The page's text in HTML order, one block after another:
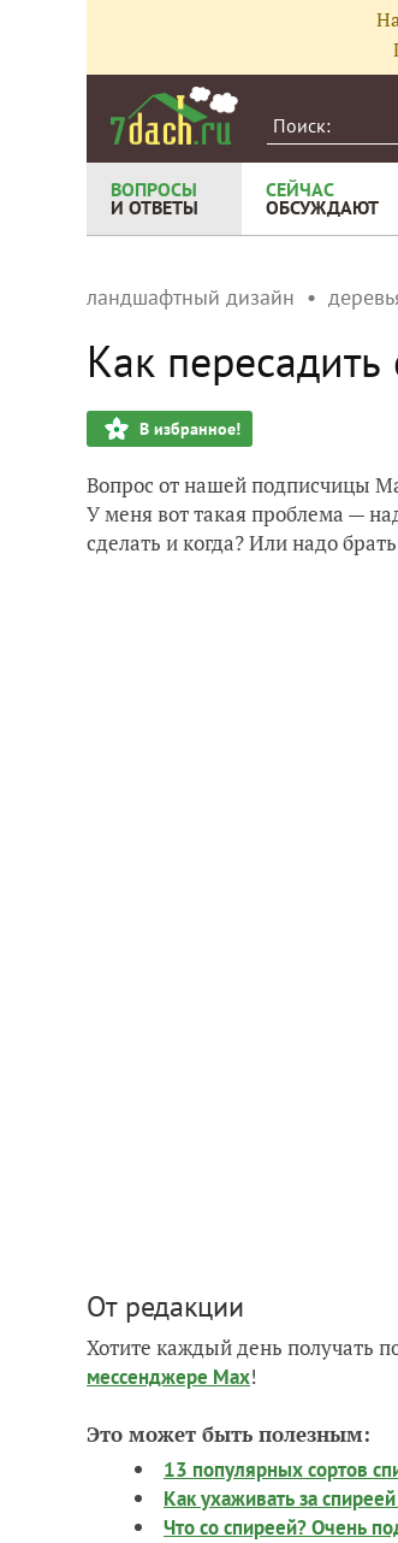
ВОПРОСЫ
И ОТВЕТЫ
СЕЙЧАС
ОБСУЖДАЮТ
ландшафтный дизайн
Как
В избранное!
Вопрос от нашей подписчицы
У меня вот такая проблема —
сделать и когда? Или надо
От редакции
Хотите каждый день получать
мессенджере Max!
Это может быть полезным:
13 популярных сортов
Как ухаживать за
Что со спиреей? Очень